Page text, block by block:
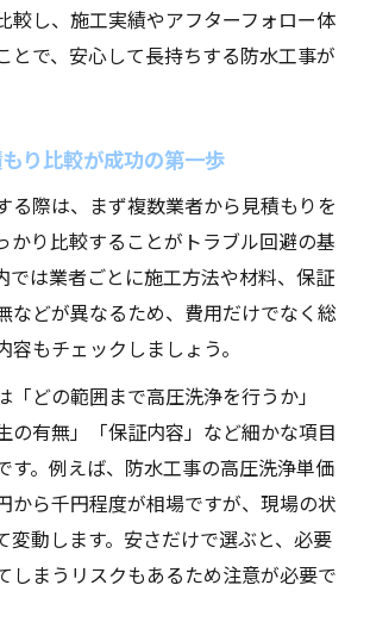
前の高圧洗浄で下地を整える理由
の単価と防水工事効果の関係性
の高圧洗浄は掃除とどう異なる？
時の高圧洗浄で押さえる安全ポイ
と防水工事の費用対効果を検証
年おきが理想か徹底解説
の理想周期と長持ちのポイント
は何年おきが安心か専門家解説
の耐用年数と掃除頻度の関係性
のタイミングと補償期間の目安
時期を見極めるためのチェック項
両立が建物寿命を延ばす理由
と掃除の両立が住宅を守る仕組み
較し、施工実績やアフターフォロー体
とで、安心して長持ちする防水工事が
り比較が成功の第一歩
る際は、まず複数業者から見積もりを
かり比較することがトラブル回避の基
では業者ごとに施工方法や材料、保証
などが異なるため、費用だけでなく総
もチェックしましょう。
「どの範囲まで高圧洗浄を行うか」
の有無」「保証内容」など細かな項目
す。例えば、防水工事の高圧洗浄単価
から千円程度が相場ですが、現場の状
変動します。安さだけで選ぶと、必要
しまうリスクもあるため注意が必要で